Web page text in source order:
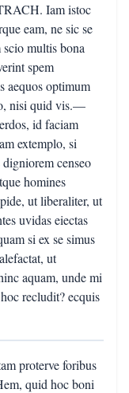
Iam istoc
eam, ne sic se
multis bona
spem
aequos optimum
nisi quid vis.—
id faciam
extemplo, si
censeo
homines
ut liberaliter, ut
uvidas eiectas
si ex se simus
ut
aquam, unde mi
recludit? ecquis
proterve foribus
quid hoc boni